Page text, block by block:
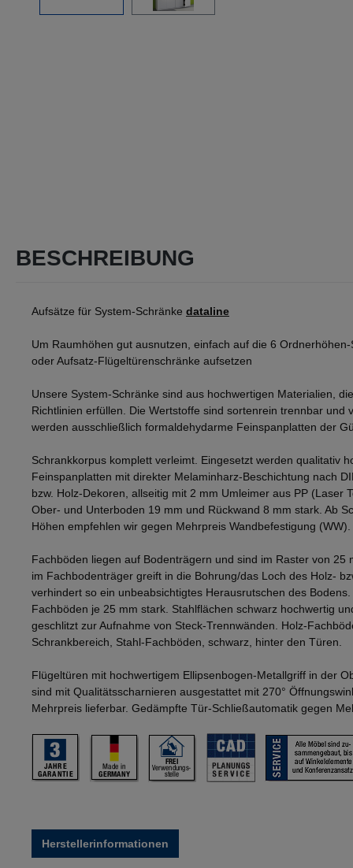
BESCHREIBUNG
Aufsätze für System-Schränke dataline
Um Raumhöhen gut ausnutzen, einfach auf die 6
oder Aufsatz-Flügeltürenschränke aufsetzen
Unsere System-Schränke sind aus hochwertigen Materialien,
Richtlinien erfüllen. Die Wertstoffe sind sortenrein trennbar und
werden ausschließlich formaldehydarme Feinspanplatten der
Schrankkorpus komplett verleimt. Eingesetzt werden qualitativ
Feinspanplatten mit direkter Melaminharz-Beschichtung nach
bzw. Holz-Dekoren, allseitig mit 2 mm Umleimer aus PP (Laser
Ober- und Unterboden 19 mm und Rückwand 8 mm stark. Ab
Höhen empfehlen wir gegen Mehrpreis Wandbefestigung (WW).
Fachböden liegen auf Bodenträgern und sind im Raster von 25
im Fachbodenträger greift in die Bohrung/das Loch des Holz-
verhindert so ein unbeabsichtigtes Herausrutschen des
Fachböden je 25 mm stark. Stahlflächen schwarz hochwertig
geschlitzt zur Aufnahme von Steck-Trennwänden. Holz-
Schrankbereich, Stahl-Fachböden, schwarz, hinter den Türen.
Flügeltüren mit hochwertigem Ellipsenbogen-Metallgriff in der
sind mit Qualitätsscharnieren ausgestattet mit 270°
Mehrpreis lieferbar. Gedämpfte Tür-Schließautomatik gegen
Herstellerinformationen